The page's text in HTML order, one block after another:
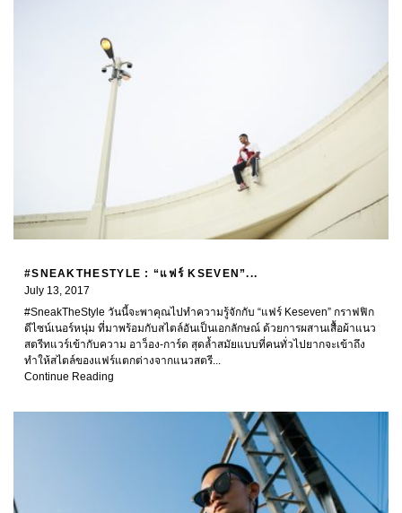
#SNEAKTHESTYLE : “แฟร์ KSEVEN”...
July 13, 2017
#SneakTheStyle วันนี้จะพาคุณไปทำความรู้จักกับ “แฟร์ Keseven” กราฟฟิก
ดีไซน์เนอร์หนุ่ม ที่มาพร้อมกับสไตล์อันเป็นเอกลักษณ์ ด้วยการผสานเสื้อผ้าแนว
สตรีทแวร์เข้ากับความ อาว็อง-การ์ด สุดล้ำสมัยแบบที่คนทั่วไปยากจะเข้าถึง
ทำให้สไตล์ของแฟร์แตกต่างจากแนวสตรี...
Continue Reading